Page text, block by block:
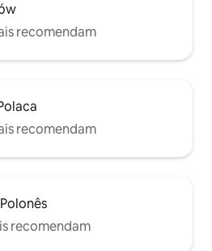
recomendam
recomendam
recomendam